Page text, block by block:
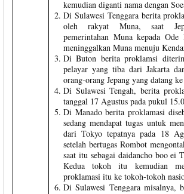
kemudian diganti nama dengan
Di Sulawesi Tenggara berita
oleh rakyat Muna, saat
pemerintahan Muna kepada
meninggalkan Muna menuju
Di Buton berita proklamsi
pelayar yang tiba dari Jakarta
orang-orang Jepang yang datang
Di Sulawesi Tengah, berita
tanggal 17 Agustus pada pukul
Di Manado berita proklamasi
sedang mendapat tugas untuk
dari Tokyo tepatnya pada 18
setelah bertugas Rombot
saat itu sebagai daidancho boo ei
Kedua tokoh itu kemudian
proklamasi itu ke tokoh-tokoh
Di Sulawesi Tenggara misalnya,